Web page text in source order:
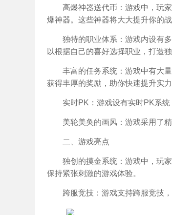
高爆神器送代币：游戏中，玩
爆神器。这些神器将大大提升你的
独特的职业体系：游戏内设有
以根据自己的喜好选择职业，打造
丰富的任务系统：游戏中有大
获得丰厚的奖励，助你快速提升实力
实时PK：游戏设有实时PK系
美轮美奂的画风：游戏采用了
二、游戏亮点
独创的摸金系统：游戏中，玩
保持紧张刺激的游戏体验。
跨服竞技：游戏支持跨服竞技